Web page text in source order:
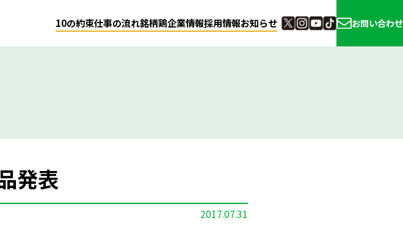
10の約束仕事の流れ銘柄鶏企業情報採用情報お知らせ お問い合わせ
発表
2017.07.31